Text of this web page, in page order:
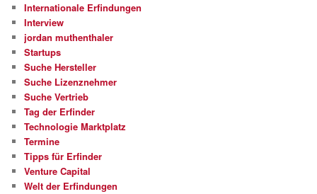
Internationale Erfindungen
Interview
jordan muthenthaler
Startups
Suche Hersteller
Suche Lizenznehmer
Suche Vertrieb
Tag der Erfinder
Technologie Marktplatz
Termine
Tipps für Erfinder
Venture Capital
Welt der Erfindungen